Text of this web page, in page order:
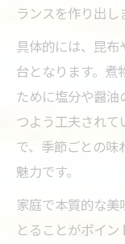
日本料
和食
伝統
家庭
ランスを作り出し
具体的には、昆
台となります。煮
ために塩分や醤
つよう工夫されて
で、季節ごとの
魅力です。
家庭で本質的な
とることがポイン